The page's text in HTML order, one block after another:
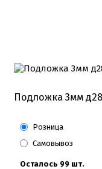
Подложка 3мм
Розница
Самовывоз
Осталось 99 шт.